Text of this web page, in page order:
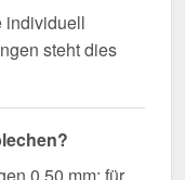
individuell
steht dies
0,50 mm; für